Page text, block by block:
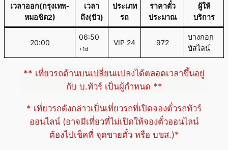
เวลาออก(กรุงเทพ-
หมอชิต2)
เวลา
ถึง(ปัว)
ประเภท
รถ
ราคาตั๋ว
ประมาณ
ผู้ให้
บริการ
20:00
06:50
+1d
VIP 24 972
บางกอก
บัสไลน์
** เที่ยวรถด้านบนเปลี่ยนแปลงได้ตลอดเวลาขึ้นอยู่
กับ บ.ทัวร์ เป็นผู้กำหนด **
* เที่ยวรถดังกล่าวเป็นเที่ยวรถที่เปิดจองตั๋วรถทัวร์
ออนไลน์ (อาจมีเที่ยวที่ไม่เปิดให้จองตั๋วออนไลน์
ต้องไปเช็คที่ จุดขายตั๋ว หรือ บขส.)*